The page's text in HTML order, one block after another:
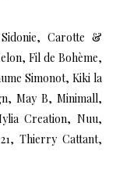
Carotte &
Fil de Bohème,
Simonot, Kiki la
May B, Minimall,
Creation, Nuu,
Thierry Cattant,